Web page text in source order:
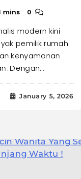
mins 0
modern kini
pemilik rumah
kenyamanan
Dengan…
January 5, 2026